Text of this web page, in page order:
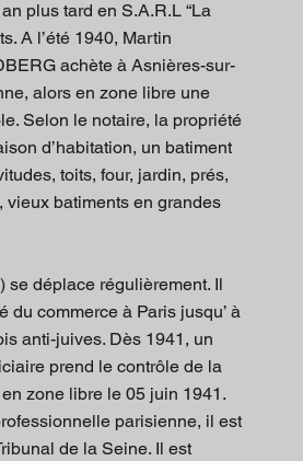
plus tard en S.A.R.L “La
A l’été 1940, Martin
achète à Asnières-sur-
alors en zone libre une
Selon le notaire, la propriété
d’habitation, un batiment
toits, four, jardin, prés,
vieux batiments en grandes
se déplace régulièrement. Il
du commerce à Paris jusqu’ à
anti-juives. Dès 1941, un
prend le contrôle de la
zone libre le 05 juin 1941.
parisienne, il est
de la Seine. Il est